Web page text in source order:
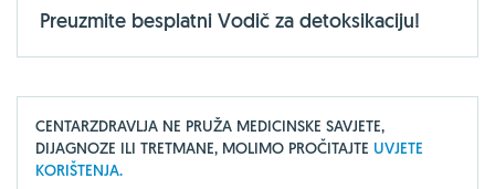
Preuzmite besplatni Vodič za detoksikaciju!
CENTARZDRAVLJA NE PRUŽA MEDICINSKE SAVJETE,
DIJAGNOZE ILI TRETMANE, MOLIMO PROČITAJTE UVJETE
KORIŠTENJA.